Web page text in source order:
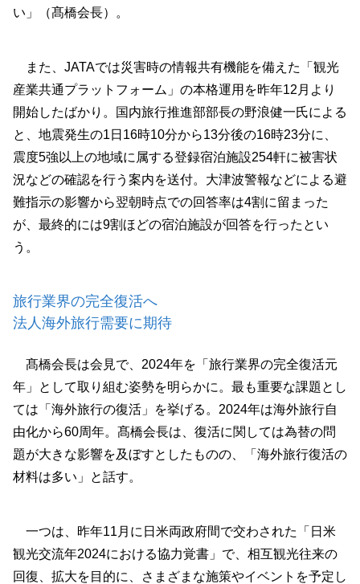
い」（髙橋会長）。
また、JATAでは災害時の情報共有機能を備えた「観光
産業共通プラットフォーム」の本格運用を昨年12月より
開始したばかり。国内旅行推進部部長の野浪健一氏による
と、地震発生の1日16時10分から13分後の16時23分に、
震度5強以上の地域に属する登録宿泊施設254軒に被害状
況などの確認を行う案内を送付。大津波警報などによる避
難指示の影響から翌朝時点での回答率は4割に留まった
が、最終的には9割ほどの宿泊施設が回答を行ったとい
う。
旅行業界の完全復活へ
法人海外旅行需要に期待
髙橋会長は会見で、2024年を「旅行業界の完全復活元
年」として取り組む姿勢を明らかに。最も重要な課題とし
ては「海外旅行の復活」を挙げる。2024年は海外旅行自
由化から60周年。髙橋会長は、復活に関しては為替の問
題が大きな影響を及ぼすとしたものの、「海外旅行復活の
材料は多い」と話す。
一つは、昨年11月に日米両政府間で交わされた「日米
観光交流年2024における協力覚書」で、相互観光往来の
回復、拡大を目的に、さまざまな施策やイベントを予定し